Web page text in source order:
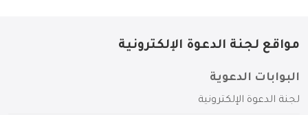
مواقع لجنة الدعوة الإلكترونية
البوابات الدعوية
لجنة الدعوة الإلكترونية